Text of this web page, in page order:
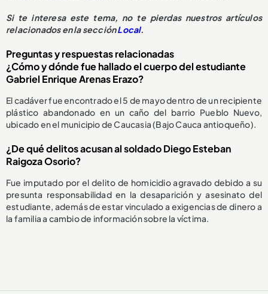
Si te interesa este tema, no te pierdas nuestros artículos
relacionados en la secciónLocal.
Preguntas y respuestas relacionadas
¿Cómo y dónde fue hallado el cuerpo del estudiante
Gabriel Enrique Arenas Erazo?
El cadáver fue encontrado el 5 de mayo dentro de un recipiente
plástico abandonado en un caño del barrio Pueblo Nuevo,
ubicado en el municipio de Caucasia (Bajo Cauca antioqueño).
¿De qué delitos acusan al soldado Diego Esteban
Raigoza Osorio?
Fue imputado por el delito de homicidio agravado debido a su
presunta responsabilidad en la desaparición y asesinato del
estudiante, además de estar vinculado a exigencias de dinero a
la familia a cambio de información sobre la víctima.